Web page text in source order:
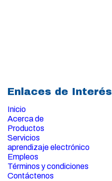
Enlaces de Interés
Inicio
Acerca de
Productos
Servicios
aprendizaje electrónico
Empleos
Términos y condiciones
Contáctenos